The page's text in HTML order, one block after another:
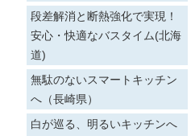
段差解消と断熱強化で実現！
安心・快適なバスタイム(北海
道)
無駄のないスマートキッチン
へ（長崎県）
白が巡る、明るいキッチンへ